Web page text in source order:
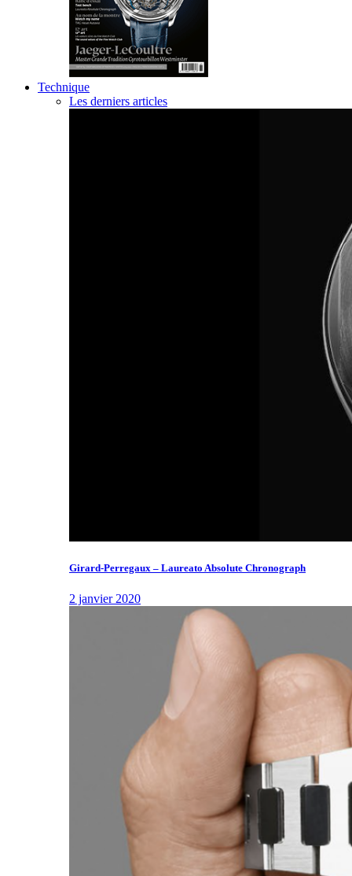
Technique
Les derniers articles
Girard-Perregaux – Laureato Absolute Chronograph
2 janvier 2020